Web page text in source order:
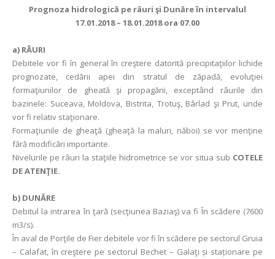
Prognoza hidrologică pe râuri şi Dunăre în intervalul
17.01.2018 – 18.01.2018 ora 07.00
a) RÂURI
Debitele vor fi în general în creştere datorită precipitaţiilor lichide
prognozate, cedării apei din stratul de zăpadă, evoluţiei
formaţiunilor de gheată şi propagării, exceptând râurile din
bazinele: Suceava, Moldova, Bistrita, Trotuş, Bârlad şi Prut, unde
vor fi relativ staţionare.
Formaţiunile de gheaţă (gheaţă la maluri, năboi) se vor menţine
fără modificări importante.
Nivelurile pe râuri la staţiile hidrometrice se vor situa sub COTELE
DE ATENŢIE.
b) DUNĂRE
Debitul la intrarea în ţară (secţiunea Baziaş) va fi În scădere (7600
m3/s).
În aval de Porţile de Fier debitele vor fi în scădere pe sectorul Gruia
– Calafat, în creştere pe sectorul Bechet – Galaţi și staționare pe